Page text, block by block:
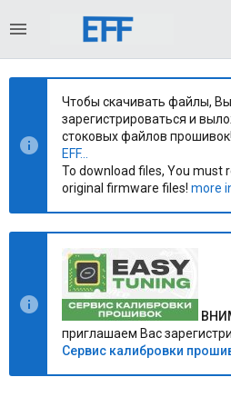
Чтобы скачивать файлы,
зарегистрироваться и
стоковых файлов прошивок!
EFF...
To download files, You must
original firmware files! more
приглашаем Вас
Сервис калибровки